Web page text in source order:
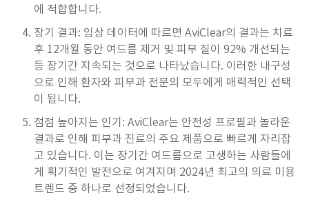
에 적합합니다.
장기 결과: 임상 데이터에 따르면 AviClear의 결과는 치료
후 12개월 동안 여드름 제거 및 피부 질이 92% 개선되는
등 장기간 지속되는 것으로 나타났습니다. 이러한 내구성
으로 인해 환자와 피부과 전문의 모두에게 매력적인 선택
이 됩니다.
점점 높아지는 인기: AviClear는 안전성 프로필과 놀라운
결과로 인해 피부과 진료의 주요 제품으로 빠르게 자리잡
고 있습니다. 이는 장기간 여드름으로 고생하는 사람들에
게 획기적인 발전으로 여겨지며 2024년 최고의 의료 미용
트렌드 중 하나로 선정되었습니다.